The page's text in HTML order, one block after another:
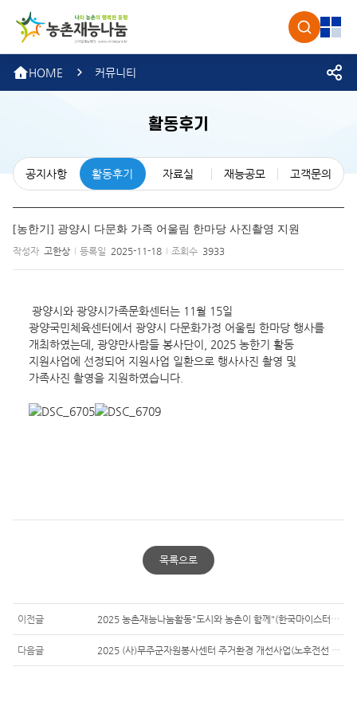
농촌 검색
HOME 커뮤니티
활동후기
공지사항 활동후기 자료실 재능공모 고객문의
[농한기] 광양시 다문화 가족 어울림 한마당 사진촬영 지원
작성자 고한상 등록일 2025-11-18 조회수 3933
광양시와 광양시가족문화센터는 11월 15일
광양국민체육센터에서 광양시 다문화가정 어울림 한마당 행사를
개최하였는데, 광양만사람들 봉사단이, 2025 농한기 활동
지원사업에 선정되어 지원사업 일환으로 행사사진 촬영 및
가족사진 촬영을 지원하였습니다.
목록으로
이전글 2025 농촌재능나눔활동"도시와 농촌이 함께"(한국마이스터협회)
다음글 2025 (사)무주군자원봉사센터 주거환경 개선사업(노후전선 교체) - 3차